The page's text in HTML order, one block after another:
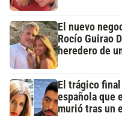
El nuevo
Rocío Guirao
heredero de
El trágico
española que
murió tras un